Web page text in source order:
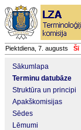
Piektdiena, 7. augusts Šī
Sākumlapa
Terminu datubāze
Struktūra un principi
Apakškomisijas
Sēdes
Lēmumi